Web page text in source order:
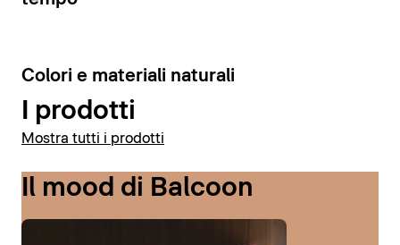
6
Colori e materiali naturali
I prodotti
Mostra tutti i prodotti
Il mood di Balcoon